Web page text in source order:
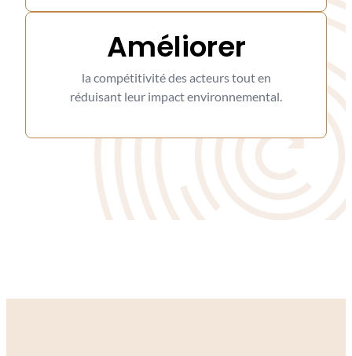
Améliorer
la compétitivité des acteurs tout en
réduisant leur impact environnemental.